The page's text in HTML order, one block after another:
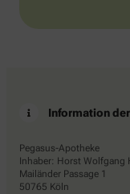
Information
Pegasus-Apotheke
Inhaber: Horst Wolfgang
Mailänder Passage 1
50765 Köln